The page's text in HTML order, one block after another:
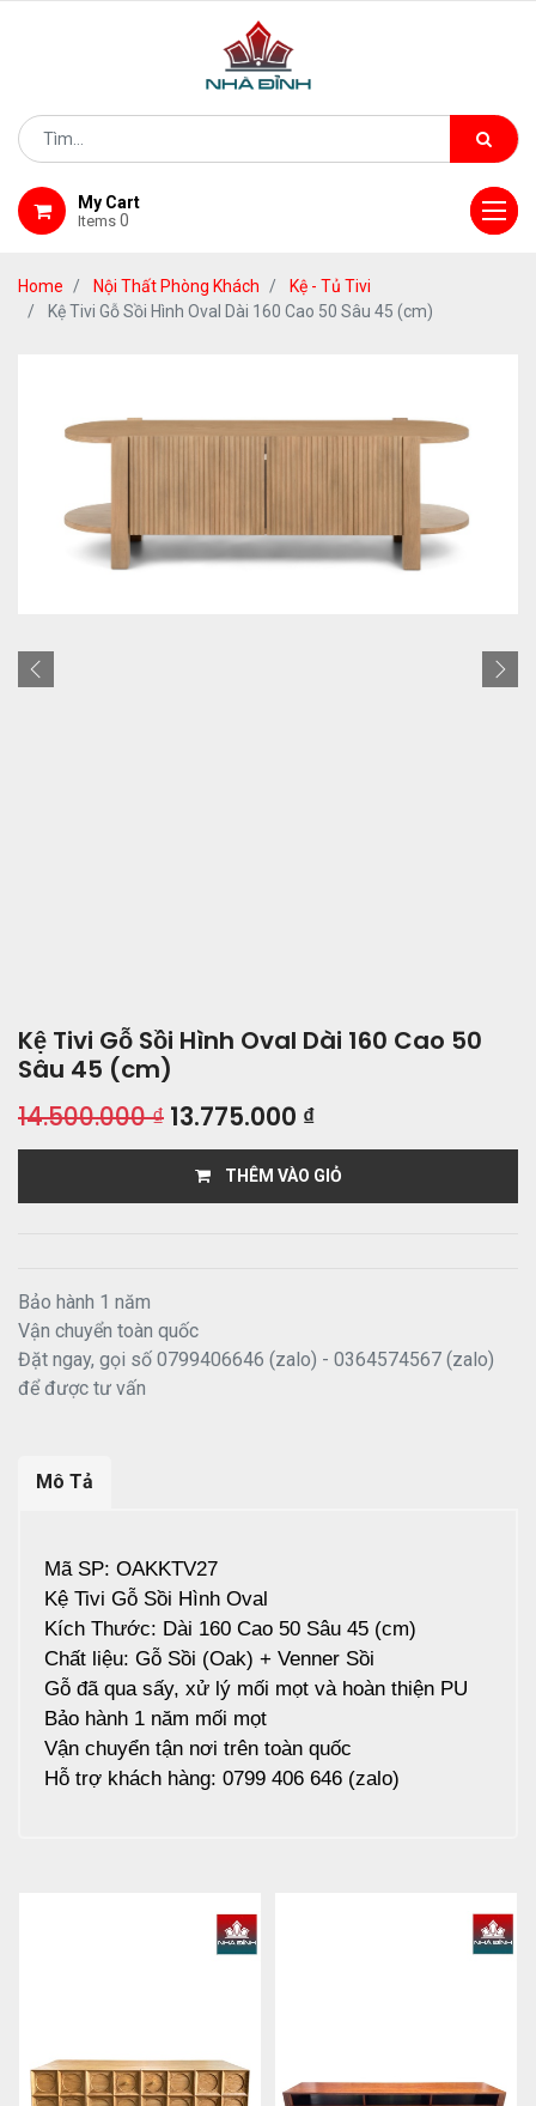
My Cart
Items 0
Home Nội Thất Phòng Khách
Kệ - Tủ Tivi
Kệ Tivi Gỗ Sồi Hình Oval Dài 160 Cao 50 Sâu 45 (cm)
Kệ Tivi Gỗ Sồi Hình Oval Dài 160 Cao 50
Sâu 45 (cm)
14.500.000₫ 13.775.000 ₫
THÊM VÀO GIỎ
Bảo hành 1 năm
Vận chuyển toàn quốc
Đặt ngay, gọi số 0799406646 (zalo) - 0364574567 (zalo)
để được tư vấn
Mô Tả
Mã SP: OAKKTV27
Kệ Tivi Gỗ Sồi Hình Oval
Kích Thước: Dài 160 Cao 50 Sâu 45 (cm)
Chất liệu: Gỗ Sồi (Oak) + Venner Sồi
Gỗ đã qua sấy, xử lý mối mọt và hoàn thiện PU
Bảo hành 1 năm mối mọt
Vận chuyển tận nơi trên toàn quốc
Hỗ trợ khách hàng: 0799 406 646 (zalo)